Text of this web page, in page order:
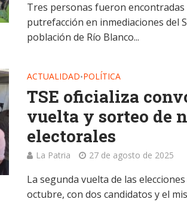
Tres personas fueron encontradas
putrefacción en inmediaciones del
población de Río Blanco...
ACTUALIDAD•POLÍTICA
TSE oficializa
vuelta y sorteo de
electorales
La Patria 27 de agosto de 2025
La segunda vuelta de las
octubre, con dos candidatos y el